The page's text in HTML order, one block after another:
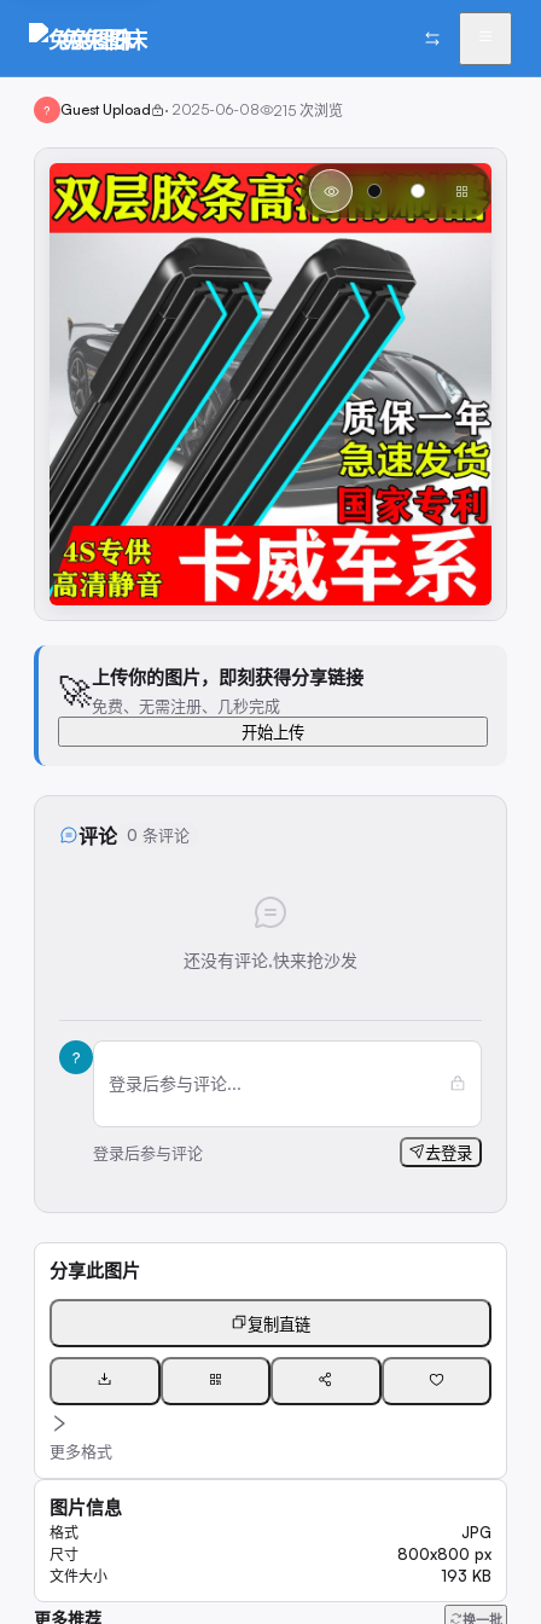
兔兔图床
? Guest Upload · 2025-06-08 215 次浏览
🚀上传你的图片，即刻获得分享链接
免费、无需注册、几秒完成
开始上传
评论 0 条评论
还没有评论,快来抢沙发
?
登录后参与评论...
登录后参与评论 去登录
分享此图片
复制直链
更多格式
图片信息
格式 JPG
尺寸 800x800 px
文件大小 193 KB
更多推荐 换一批
8.1K